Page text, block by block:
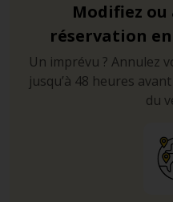
Modifiez
réservation
Un imprévu ? Annulez
jusqu’à 48 heures
du